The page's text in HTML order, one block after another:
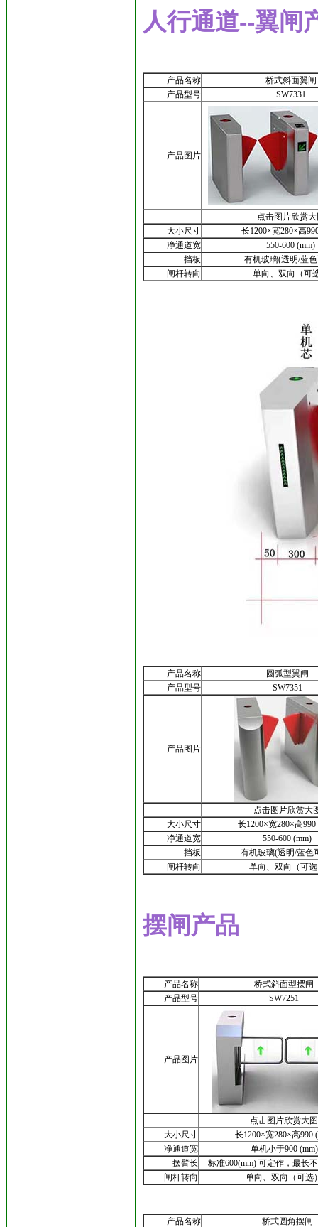
人行通道--翼闸
产品名称
桥式斜面翼闸
产品型号
SW7331
产品图片
点击图片欣赏大
大小尺寸
长1200×宽280×高
净通道宽
550-600 (mm)
挡板
有机玻璃(透明/蓝
闸杆转向
单向、双向（可
产品名称
圆弧型翼闸
产品型号
SW7351
产品图片
点击图片欣赏大
大小尺寸
长1200×宽280×高990
净通道宽
550-600 (mm)
挡板
有机玻璃(透明/蓝色
闸杆转向
单向、双向（可
摆闸产品
产品名称
桥式斜面型摆闸
产品型号
SW7251
产品图片
点击图片欣赏大图
大小尺寸
长1200×宽280×高990
净通道宽
单机小于900 (mm)
摆臂长
标准600(mm) 可定作，最长
闸杆转向
单向、双向（可选
产品名称
桥式圆角摆闸